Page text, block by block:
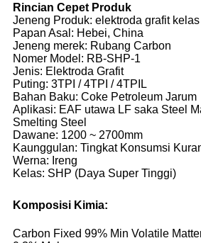
Rincian Cepet Produk
Jeneng Produk: elektroda grafit
Papan Asal: Hebei, China
Jeneng merek: Rubang Carbon
Nomer Model: RB-SHP-1
Jenis: Elektroda Grafit
Puting: 3TPI / 4TPI / 4TPIL
Bahan Baku: Coke Petroleum Jarum
Aplikasi: EAF utawa LF saka Steel
Smelting Steel
Dawane: 1200 ~ 2700mm
Kaunggulan: Tingkat Konsumsi
Werna: Ireng
Kelas: SHP (Daya Super Tinggi)
Komposisi Kimia:
Carbon Fixed 99% Min Volatile